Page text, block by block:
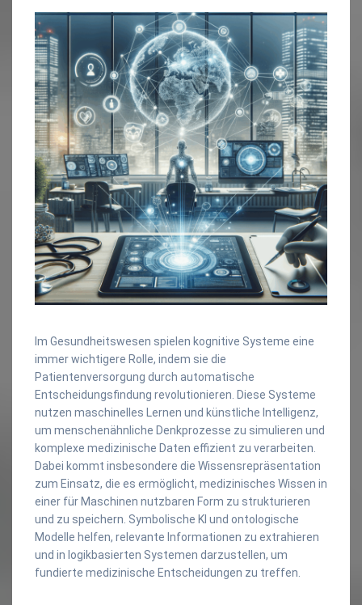
Im Gesundheitswesen spielen kognitive Systeme eine
immer wichtigere Rolle, indem sie die
Patientenversorgung durch automatische
Entscheidungsfindung revolutionieren. Diese Systeme
nutzen maschinelles Lernen und künstliche Intelligenz,
um menschenähnliche Denkprozesse zu simulieren und
komplexe medizinische Daten effizient zu verarbeiten.
Dabei kommt insbesondere die Wissensrepräsentation
zum Einsatz, die es ermöglicht, medizinisches Wissen in
einer für Maschinen nutzbaren Form zu strukturieren
und zu speichern. Symbolische KI und ontologische
Modelle helfen, relevante Informationen zu extrahieren
und in logikbasierten Systemen darzustellen, um
fundierte medizinische Entscheidungen zu treffen.